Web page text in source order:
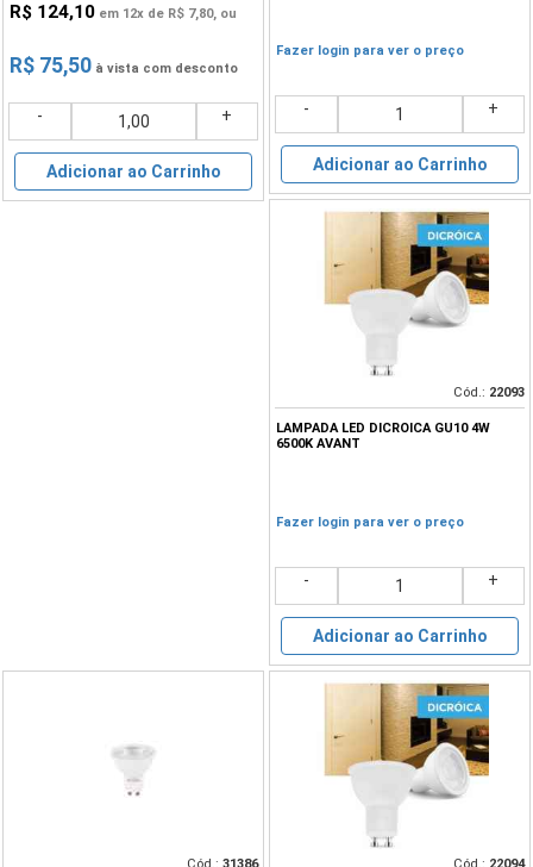
R$ 124,10 em 12x de R$ 7,80, ou
R$ 75,50 à vista com desconto
- +
Adicionar ao Carrinho
Fazer login para ver o preço
- +
Adicionar ao Carrinho
Cód.: 22093
LAMPADA LED DICROICA GU10 4W
6500K AVANT
Fazer login para ver o preço
- +
Adicionar ao Carrinho